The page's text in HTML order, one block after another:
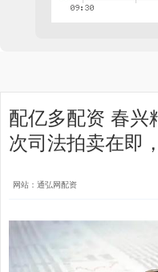
配亿多配资 春兴
次司法拍卖在即
网站：通弘网配资